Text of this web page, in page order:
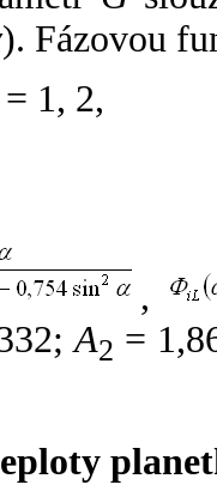
). Fázovou
= 1, 2,
,
A2 =